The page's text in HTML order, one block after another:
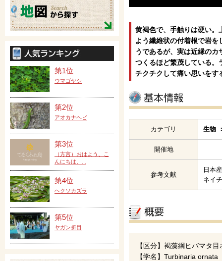
黄褐色で、手触りは硬い。
よう繊維状の付着根で岩
うであるが、実は近縁の
つくるほど繁茂している。
チクチクして痛い思いをす
カテゴリ 生物
開催地
参考文献
日本
ネイ
【区分】褐藻綱ヒバマタ
【学名】Turbinaria ornata
第1位
ウマゴヤシ
第2位
アオカナヘビ
第3位
（方言）おはよう、こ
んにちは、...
第4位
ヘクソカズラ
第5位
ヤガン折目